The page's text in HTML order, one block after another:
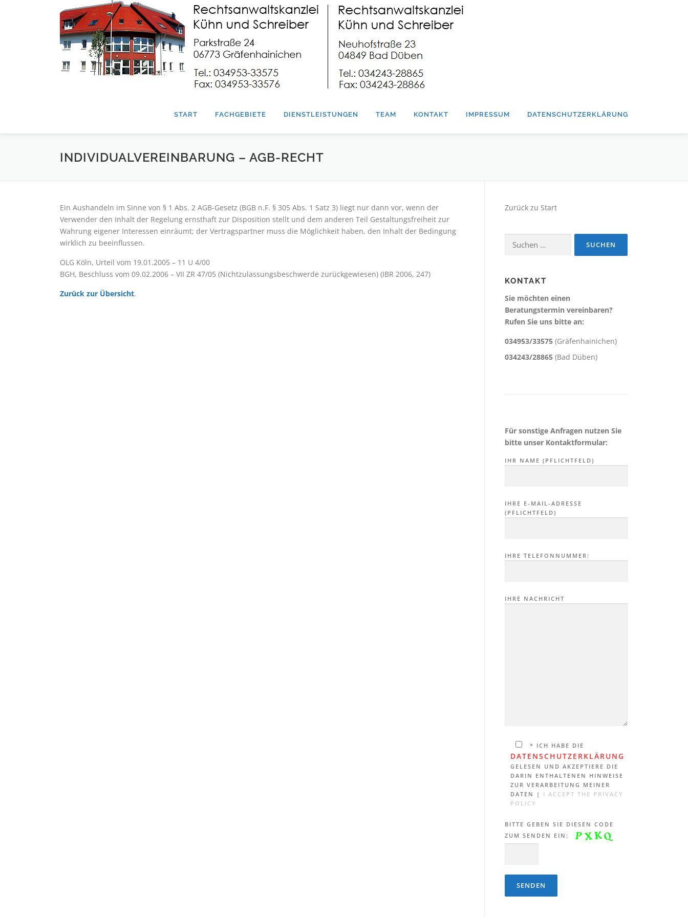
START FACHGEBIETE DIENSTLEISTUNGEN TEAM KONTAKT IMPRESSUM DATENSCHUTZERKLÄRUNG
INDIVIDUALVEREINBARUNG – AGB-RECHT
Ein Aushandeln im Sinne von § 1 Abs. 2 AGB-Gesetz (BGB n.F. § 305 Abs. 1 Satz 3) liegt nur dann vor, wenn der
Verwender den Inhalt der Regelung ernsthaft zur Disposition stellt und dem anderen Teil Gestaltungsfreiheit zur
Wahrung eigener Interessen einräumt; der Vertragspartner muss die Möglichkeit haben, den Inhalt der Bedingung
wirklich zu beeinflussen.
OLG Köln, Urteil vom 19.01.2005 – 11 U 4/00
BGH, Beschluss vom 09.02.2006 – VII ZR 47/05 (Nichtzulassungsbeschwerde zurückgewiesen) (IBR 2006, 247)
Zurück zur Übersicht.
Zurück zu Start
Suchen
nach:
KONTAKT
Sie möchten einen
Beratungstermin vereinbaren?
Rufen Sie uns bitte an:
034953/33575 (Gräfenhainichen)
034243/28865 (Bad Düben)
Für sonstige Anfragen nutzen Sie
bitte unser Kontaktformular:
IHR NAME (PFLICHTFELD)
IHRE E-MAIL-ADRESSE
(PFLICHTFELD)
IHRE TELEFONNUMMER:
IHRE NACHRICHT
* ICH HABE DIE
DATENSCHUTZERKLÄRUNG
GELESEN UND AKZEPTIERE DIE
DARIN ENTHALTENEN HINWEISE
ZUR VERARBEITUNG MEINER
DATEN | I ACCEPT THE PRIVACY
POLICY
BITTE GEBEN SIE DIESEN CODE
ZUM SENDEN EIN: